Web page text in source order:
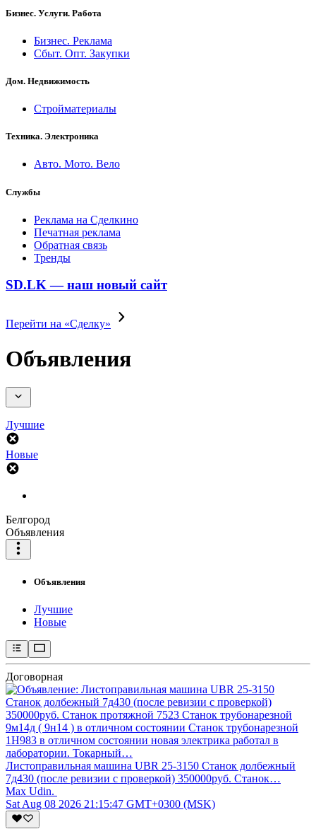
Бизнес. Услуги. Работа
Бизнес. Реклама
Сбыт. Опт. Закупки
Дом. Недвижимость
Стройматериалы
Техника. Электроника
Авто. Мото. Вело
Службы
Реклама на Сделкино
Печатная реклама
Обратная связь
Тренды
SD.LK — наш новый сайт
Перейти на «Сделку»
Объявления
Лучшие
Новые
Белгород
Объявления
Объявления
Лучшие
Новые
Договорная
Листоправильная машина UBR 25-3150 Станок долбежный
7д430 (после ревизии с проверкой) 350000руб. Станок…
Max Udin.
Sat Aug 08 2026 21:15:47 GMT+0300 (MSK)